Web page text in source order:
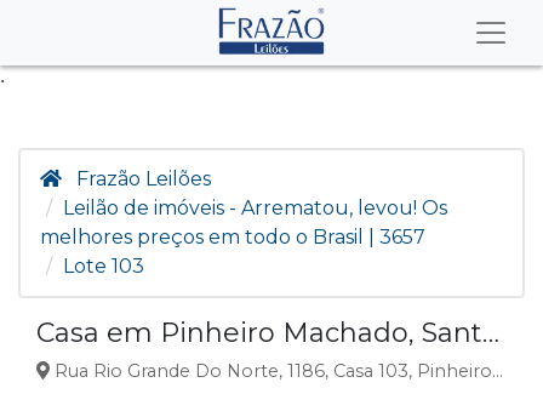
.
Frazão Leilões
Leilão de imóveis - Arrematou, levou! Os
melhores preços em todo o Brasil | 3657
Lote 103
Casa em Pinheiro Machado, Santa Maria, RS
Rua Rio Grande Do Norte, 1186, Casa 103, Pinheiro Machado, Santa Maria, RS